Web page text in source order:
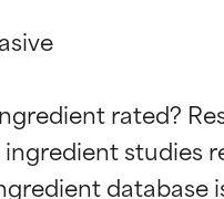
rated?
studies
EXCELENTE
Ingrediente
EXCELENTE
Ingrediente